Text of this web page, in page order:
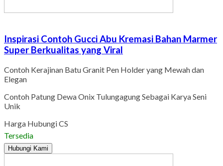
Inspirasi Contoh Gucci Abu Kremasi Bahan Marmer
Super Berkualitas yang Viral
Contoh Kerajinan Batu Granit Pen Holder yang Mewah dan
Elegan
Contoh Patung Dewa Onix Tulungagung Sebagai Karya Seni
Unik
Harga Hubungi CS
Tersedia
Hubungi Kami